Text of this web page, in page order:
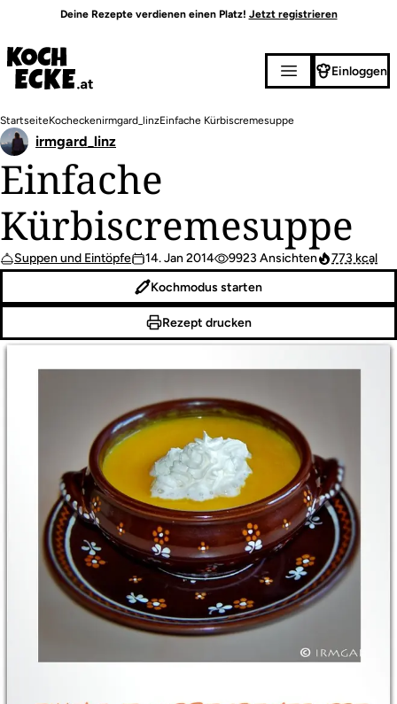
Inhalt
Deine Rezepte verdienen einen Platz! Jetzt registrieren
Einloggen
Pfadnavigation
StartseiteKocheckenirmgard_linzEinfache Kürbiscremesuppe
Einfache
Kürbiscremesuppe
Suppen und Eintöpfe 14. Jan 2014 9923 Ansichten 773 kcal
irmgard_linz
Kochmodus starten
Rezept drucken